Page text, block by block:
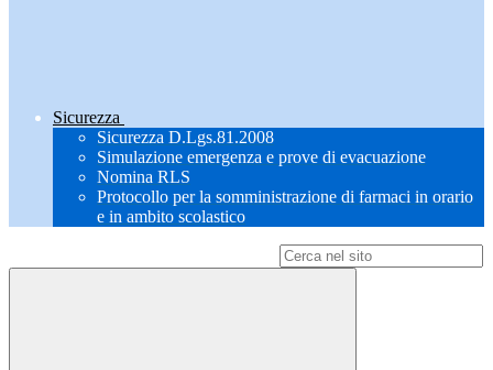
Sicurezza
Sicurezza D.Lgs.81.2008
Simulazione emergenza e prove di evacuazione
Nomina RLS
Protocollo per la somministrazione di farmaci in orario
e in ambito scolastico